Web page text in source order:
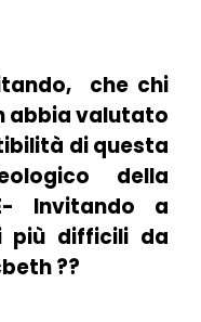
che chi
abbia valutato
di questa
della
Invitando a
più difficili da
??